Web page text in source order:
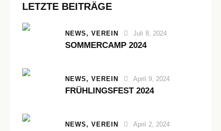
LETZTE BEITRÄGE
NEWS, VEREIN Juli 8, 2024
SOMMERCAMP 2024
NEWS, VEREIN April 9, 2024
FRÜHLINGSFEST 2024
NEWS, VEREIN April 2, 2024